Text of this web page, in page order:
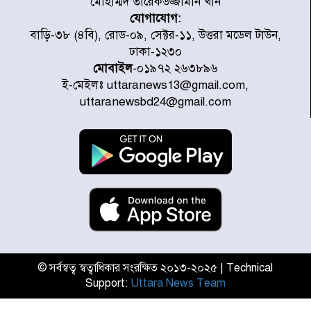
ডিএমপির অভিযানে ২৪ ঘণ্টায় গ্রেপ্তার
৫০৪, উদ্ধার মাদক-অস্ত্র
সন্দ্বীপের চরে বিপদে পড়া কচ্ছপ উদ্ধার
সাগরে অবমুক্ত
মাতারবাড়ী পৌঁছে নির্ধারিত কর্মসূচিতে
যোগ দিয়েছেন প্রধানমন্ত্রী
জাতীয় সাংবাদিক সংস্থার পিরোজপুর
জেলা কমিটি অনুমোদন
গণঅভ্যুত্থানের তথ্য বিশ্বমিডিয়ায় পৌঁছে
দিতেন আদীব, গুমের চেষ্টা ৩ বার
যোগাযোগ:
বাড়ি-৩৮ (৪বি), রোড-০৯, সেক্টর-১১, উত্তরা মডেল টাউন,
ঢাকা-১২৩০
মোবাইল-০১৯৭২ ২৬৩৮৯৬
ই-মেইলঃ uttaranews13@gmail.com,
uttaranewsbd24@gmail.com
© সর্বস্বত্ব স্বত্বাধিকার সংরক্ষিত ২০১৩-২০২৫ | Technical
Support: Uttara News Team